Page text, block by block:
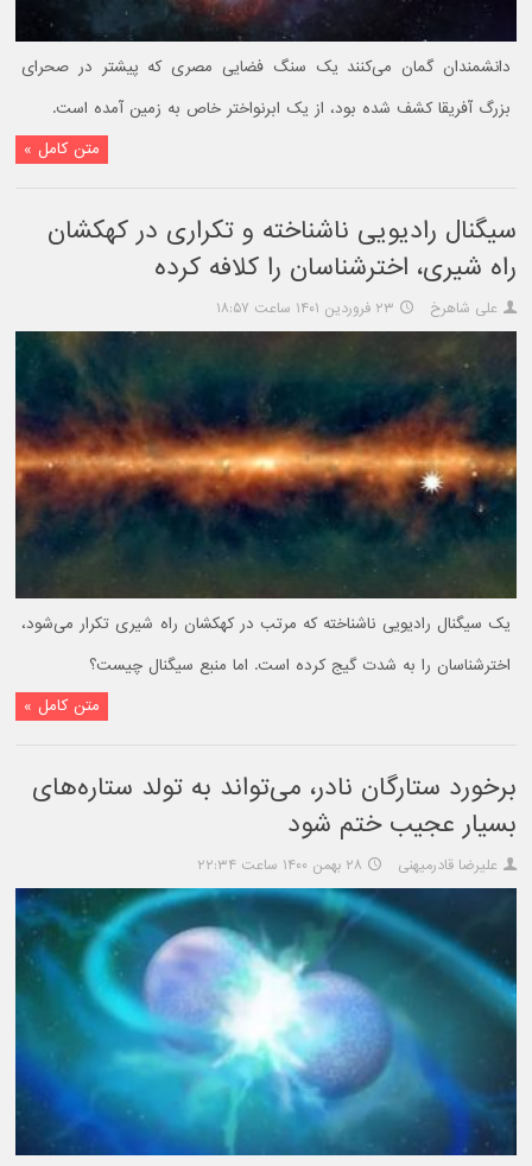
دانشمندان گمان می‌کنند یک سنگ فضایی مصری که پیشتر در صحرای
بزرگ آفریقا کشف شده بود، از یک ابرنواختر خاص به زمین آمده است.
متن کامل »
سیگنال رادیویی ناشناخته و تکراری در کهکشان
راه شیری، اخترشناسان را کلافه کرده
علی شاهرخ ۲۳ فروردین ۱۴۰۱ ساعت ۱۸:۵۷
یک سیگنال رادیویی ناشناخته که مرتب در کهکشان راه شیری تکرار می‌شود،
اخترشناسان را به شدت گیج کرده است. اما منبع سیگنال چیست؟
متن کامل »
برخورد ستارگان نادر، می‌تواند به تولد ستاره‌های
بسیار عجیب ختم شود
علیرضا قادرمیهنی ۲۸ بهمن ۱۴۰۰ ساعت ۲۲:۳۴